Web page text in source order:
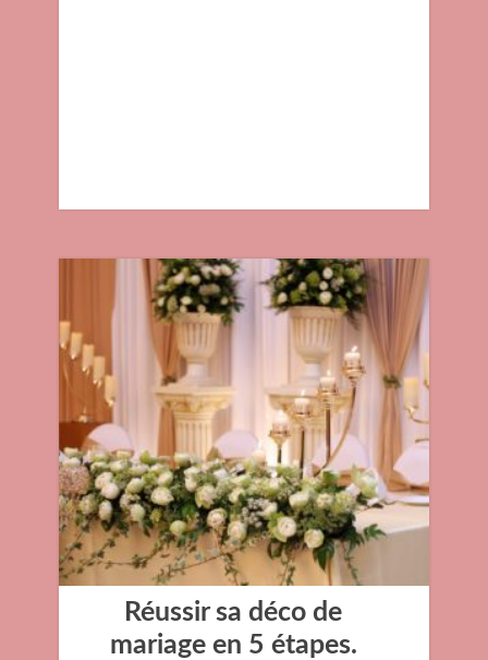
Réussir sa déco de
mariage en 5 étapes.